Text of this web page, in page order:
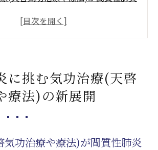
革新で完全寛解を目指す気功治療(天
啓気功治療や療法で活性化するチ
醒の意義を知る
炎に対する施術実践の流れと特徴
に挑む気功治療(天啓
療法)の新展開
気功治療や療法)が間質性肺炎